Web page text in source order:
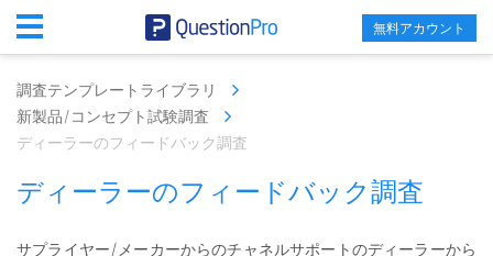
無料アカウント
調査テンプレートライブラリ
新製品/コンセプト試験調査
ディーラーのフィードバック調査
ディーラーのフィードバック調査
サプライヤー/メーカーからのチャネルサポートのディーラーから